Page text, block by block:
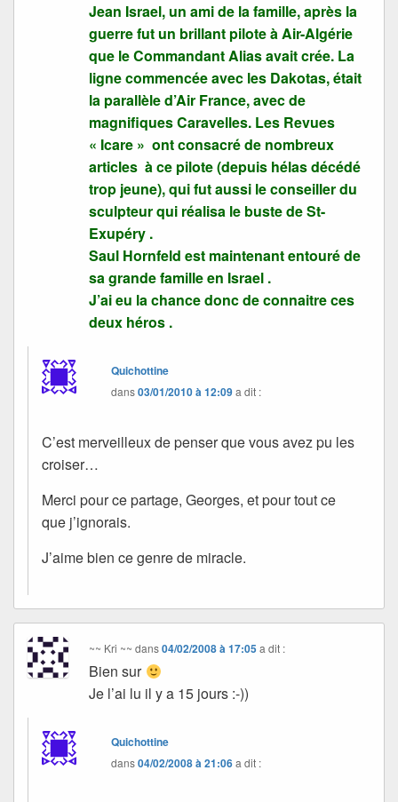
Jean Israel, un ami de la famille, après la
guerre fut un brillant pilote à Air-Algérie
que le Commandant Alias avait crée. La
ligne commencée avec les Dakotas, était
la parallèle d’Air France, avec de
magnifiques Caravelles. Les Revues
« Icare » ont consacré de nombreux
articles à ce pilote (depuis hélas décédé
trop jeune), qui fut aussi le conseiller du
sculpteur qui réalisa le buste de St-
Exupéry .
Saul Hornfeld est maintenant entouré de
sa grande famille en Israel .
J’ai eu la chance donc de connaitre ces
deux héros .
Quichottine
dans03/01/2010 à 12:09a dit :
C’est merveilleux de penser que vous avez pu les
croiser…
Merci pour ce partage, Georges, et pour tout ce
que j’ignorais.
J’aime bien ce genre de miracle.
~~ Kri ~~ dans04/02/2008 à 17:05 a dit :
Bien sur
Je l’ai lu il y a 15 jours :-))
Quichottine
dans04/02/2008 à 21:06a dit :